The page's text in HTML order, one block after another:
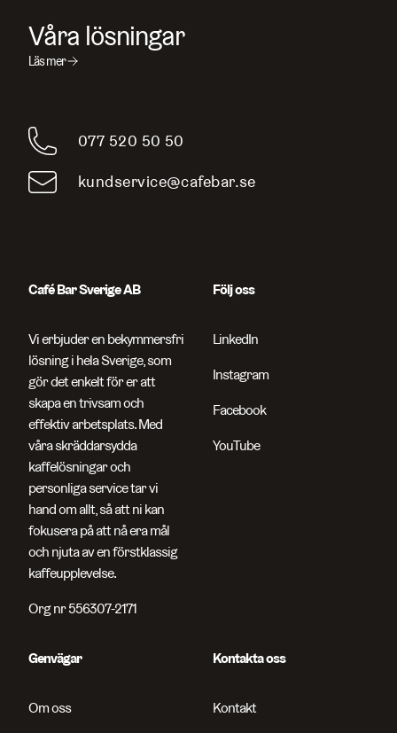
Sök efter sidor, produkter, kontaktpersoner, artikelnummer
och artiklar
Våra lösningar
Läs mer
077 520 50 50
kundservice@cafebar.se
Café Bar Sverige AB
Vi erbjuder en bekymmersfri
lösning i hela Sverige, som
gör det enkelt för er att
skapa en trivsam och
effektiv arbetsplats. Med
våra skräddarsydda
kaffelösningar och
personliga service tar vi
hand om allt, så att ni kan
fokusera på att nå era mål
och njuta av en förstklassig
kaffeupplevelse.
Org nr 556307-2171
Följ oss
LinkedIn
Instagram
Facebook
YouTube
Genvägar
Om oss
Kontakta oss
Kontakt